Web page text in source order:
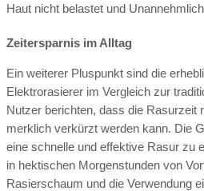
Haut nicht belastet und
Zeitersparnis im Alltag
Ein weiterer Pluspunkt sind die
Elektrorasierer im Vergleich zur
Nutzer berichten, dass die Rasurzeit
merklich verkürzt werden kann. Die
eine schnelle und effektive Rasur zu
in hektischen Morgenstunden von
Rasierschaum und die Verwendung